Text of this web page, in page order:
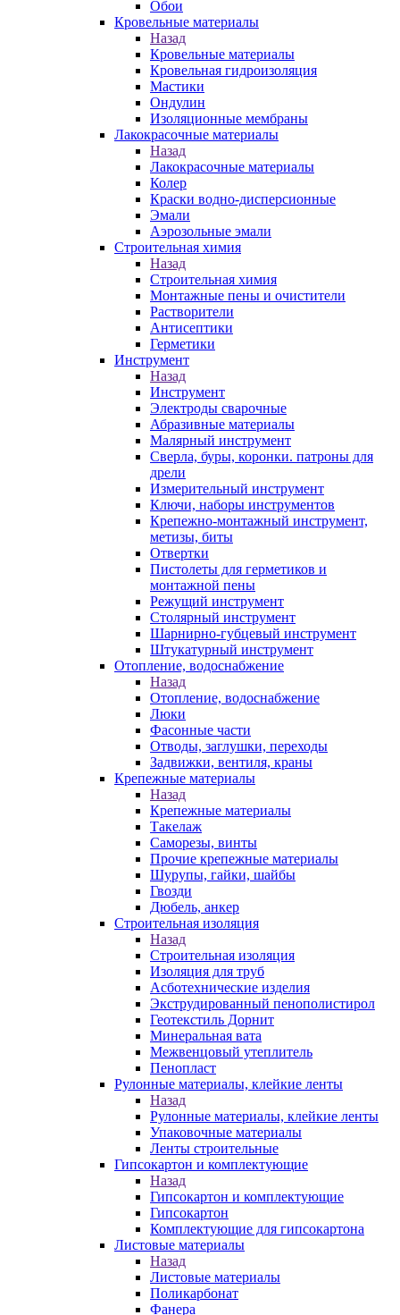
Обои
Кровельные материалы
Назад
Кровельные материалы
Кровельная гидроизоляция
Мастики
Ондулин
Изоляционные мембраны
Лакокрасочные материалы
Назад
Лакокрасочные материалы
Колер
Краски водно-дисперсионные
Эмали
Аэрозольные эмали
Строительная химия
Назад
Строительная химия
Монтажные пены и очистители
Растворители
Антисептики
Герметики
Инструмент
Назад
Инструмент
Электроды сварочные
Абразивные материалы
Малярный инструмент
Сверла, буры, коронки. патроны для
дрели
Измерительный инструмент
Ключи, наборы инструментов
Крепежно-монтажный инструмент,
метизы, биты
Отвертки
Пистолеты для герметиков и
монтажной пены
Режущий инструмент
Столярный инструмент
Шарнирно-губцевый инструмент
Штукатурный инструмент
Отопление, водоснабжение
Назад
Отопление, водоснабжение
Люки
Фасонные части
Отводы, заглушки, переходы
Задвижки, вентиля, краны
Крепежные материалы
Назад
Крепежные материалы
Такелаж
Саморезы, винты
Прочие крепежные материалы
Шурупы, гайки, шайбы
Гвозди
Дюбель, анкер
Строительная изоляция
Назад
Строительная изоляция
Изоляция для труб
Асботехнические изделия
Экструдированный пенополистирол
Геотекстиль Дорнит
Минеральная вата
Межвенцовый утеплитель
Пенопласт
Рулонные материалы, клейкие ленты
Назад
Рулонные материалы, клейкие ленты
Упаковочные материалы
Ленты строительные
Гипсокартон и комплектующие
Назад
Гипсокартон и комплектующие
Гипсокартон
Комплектующие для гипсокартона
Листовые материалы
Назад
Листовые материалы
Поликарбонат
Фанера